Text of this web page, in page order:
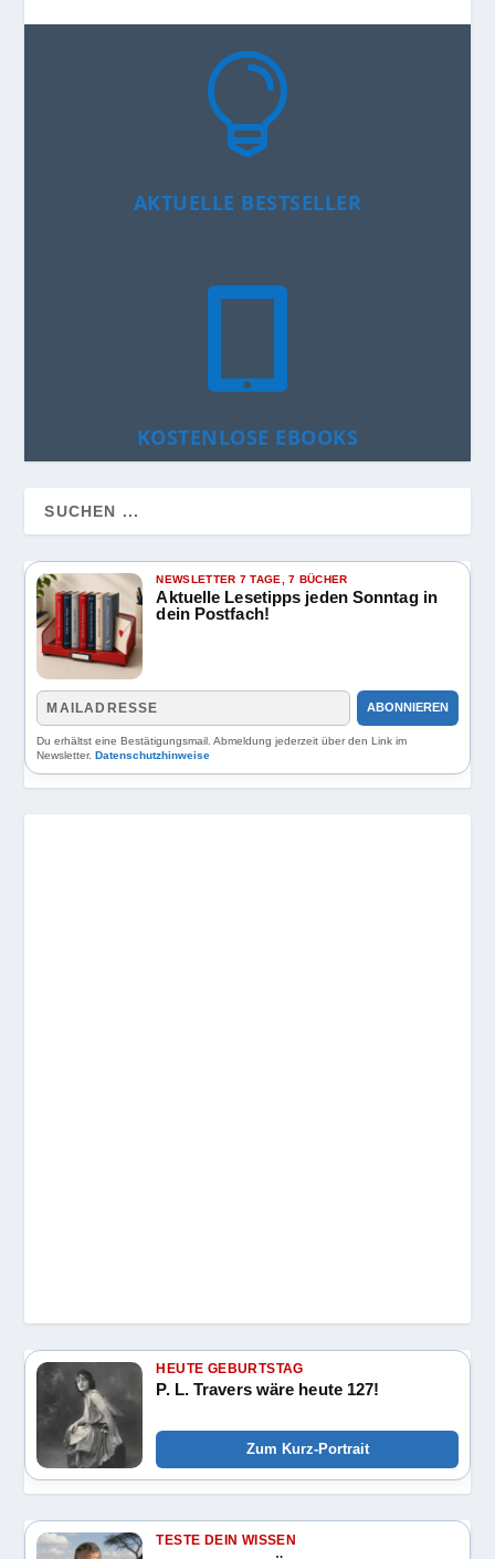

AKTUELLE BESTSELLER
KOSTENLOSE EBOOKS
NEWSLETTER 7 TAGE, 7 BÜCHER
Aktuelle Lesetipps jeden Sonntag in
dein Postfach!
ABONNIEREN
Du erhältst eine Bestätigungsmail. Abmeldung jederzeit über den Link im
Newsletter.Datenschutzhinweise
HEUTE GEBURTSTAG
P. L. Travers wäre heute 127!
Zum Kurz-Portrait
TESTE DEIN WISSEN